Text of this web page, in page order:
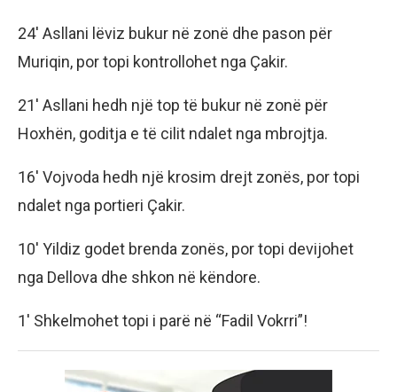
24′ Asllani lëviz bukur në zonë dhe pason për
Muriqin, por topi kontrollohet nga Çakir.
21′ Asllani hedh një top të bukur në zonë për
Hoxhën, goditja e të cilit ndalet nga mbrojtja.
16′ Vojvoda hedh një krosim drejt zonës, por topi
ndalet nga portieri Çakir.
10′ Yildiz godet brenda zonës, por topi devijohet
nga Dellova dhe shkon në këndore.
1′ Shkelmohet topi i parë në “Fadil Vokrri”!